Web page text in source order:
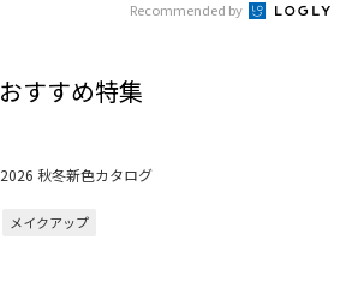
Recommended by
おすすめ特集
2026 秋冬新色カタログ
メイクアップ